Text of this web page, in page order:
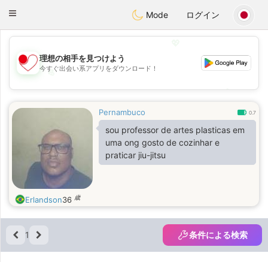
日本Chat
Toggle
Mode ログイン
💖
💕
理想の相手を見つけよう
今すぐ出会い系アプリをダウンロード！
Pernambuco 0.7
sou professor de artes plasticas em
uma ong gosto de cozinhar e
praticar jiu-jitsu
Erlandson36 歳
1 条件による検索